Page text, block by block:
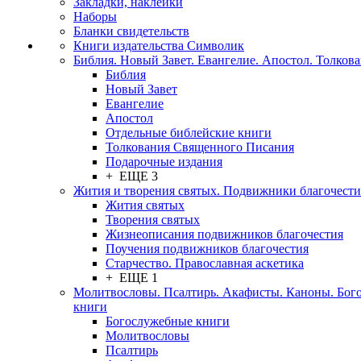
Наборы
Бланки свидетельств
Книги издательства Символик
Библия. Новый Завет. Евангелие. Апостол.
Библия
Новый Завет
Евангелие
Апостол
Отдельные библейские книги
Толкования Священного Писания
Подарочные издания
+ ЕЩЕ 3
Жития и творения святых. Подвижники
Жития святых
Творения святых
Жизнеописания подвижников благочестия
Поучения подвижников благочестия
Старчество. Православная аскетика
+ ЕЩЕ 1
Молитвословы. Псалтирь. Акафисты. Каноны.
книги
Богослужебные книги
Молитвословы
Псалтирь